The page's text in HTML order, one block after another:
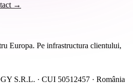
→
Europa. Pe infrastructura clientului,
S.R.L. · CUI 50512457 · România